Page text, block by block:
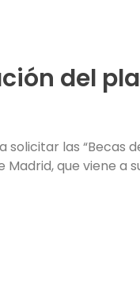
del
solicitar las “Becas
Madrid, que viene